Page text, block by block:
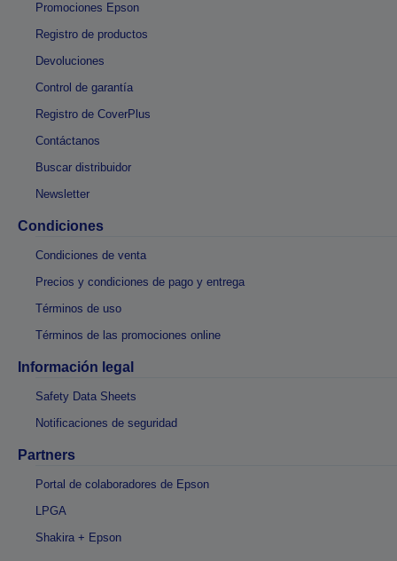
Promociones Epson
Registro de productos
Devoluciones
Control de garantía
Registro de CoverPlus
Contáctanos
Buscar distribuidor
Newsletter
Condiciones
Condiciones de venta
Precios y condiciones de pago y entrega
Términos de uso
Términos de las promociones online
Información legal
Safety Data Sheets
Notificaciones de seguridad
Partners
Portal de colaboradores de Epson
LPGA
Shakira + Epson